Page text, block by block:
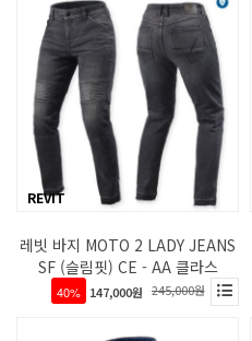
REVIT
레빗 바지 MOTO 2 LADY JEANS
SF (슬림핏) CE - AA 클라스
40% 147,000원 245,000원